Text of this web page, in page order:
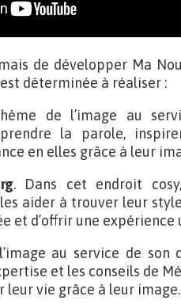
de développer Ma
déterminée à réaliser :
de l’image au
la parole,
en elles grâce à leur
. Dans cet endroit
aider à trouver leur
et d’offrir une expérience
au service de son
et les conseils de
leur vie grâce à leur image.